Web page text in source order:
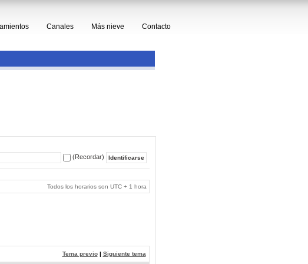
Canales Más nieve Contacto
(Recordar)
Todos los horarios son UTC + 1 hora
Tema previo| Siguiente tema